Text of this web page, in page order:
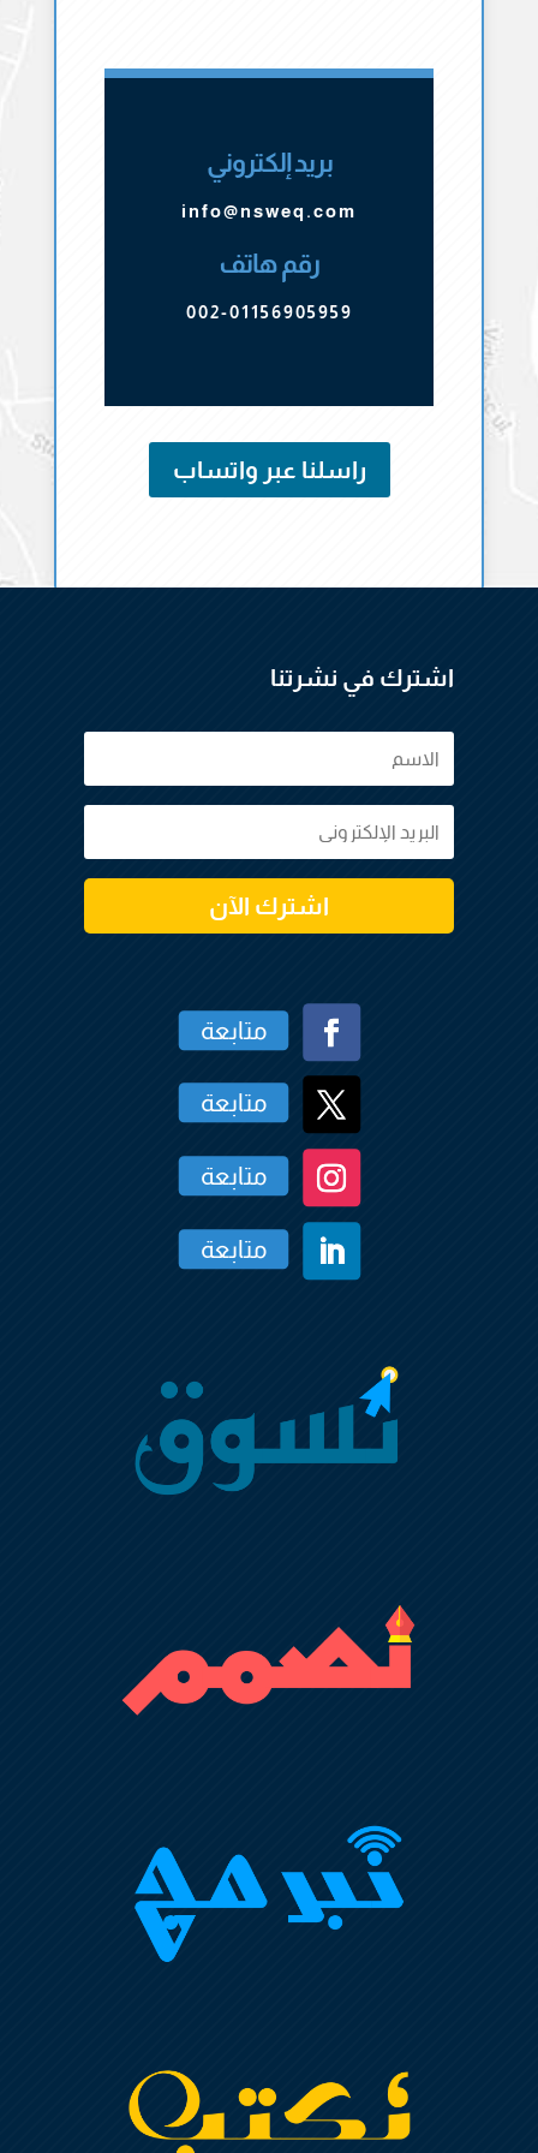
بريد إلكتروني
info@nsweq.com
رقم هاتف
002-01156905959
راسلنا عبر واتساب
اشترك في نشرتنا
اشترك الآن
متابعة
متابعة
متابعة
متابعة